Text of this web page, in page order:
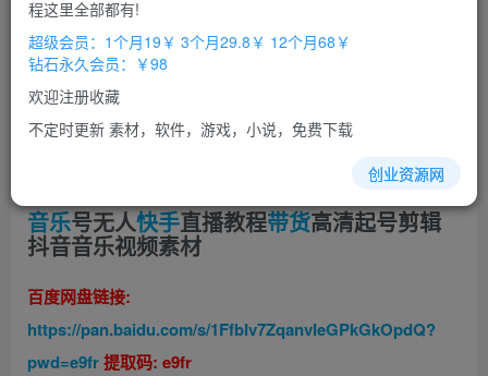
音乐号无人快手直播教程带货高清起号剪辑
抖音音乐视频素材
百度网盘链接:
https://pan.baidu.com/s/1FfbIv7ZqanvIeGPkGkOpdQ?
pwd=e9fr提取码: e9fr
程这里全部都有!
超级会员：1个月19￥ 3个月29.8￥ 12个月68￥
钻石永久会员：￥98
欢迎注册收藏
不定时更新 素材，软件，游戏，小说，免费下载
创业资源网